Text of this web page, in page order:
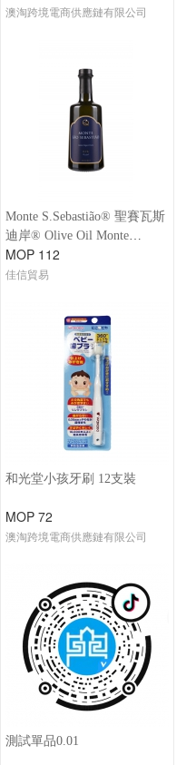
澳淘跨境電商供應鏈有限公司
Monte S.Sebastião® 聖賽瓦斯
迪岸® Olive Oil Monte
São.Sebastião Gourmet-0.1
acidez橄欖油
MOP 112
佳信貿易
和光堂小孩牙刷 12支裝
MOP 72
澳淘跨境電商供應鏈有限公司
測試單品0.01